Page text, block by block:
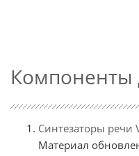
Компоненты
Синтезаторы речи
Материал